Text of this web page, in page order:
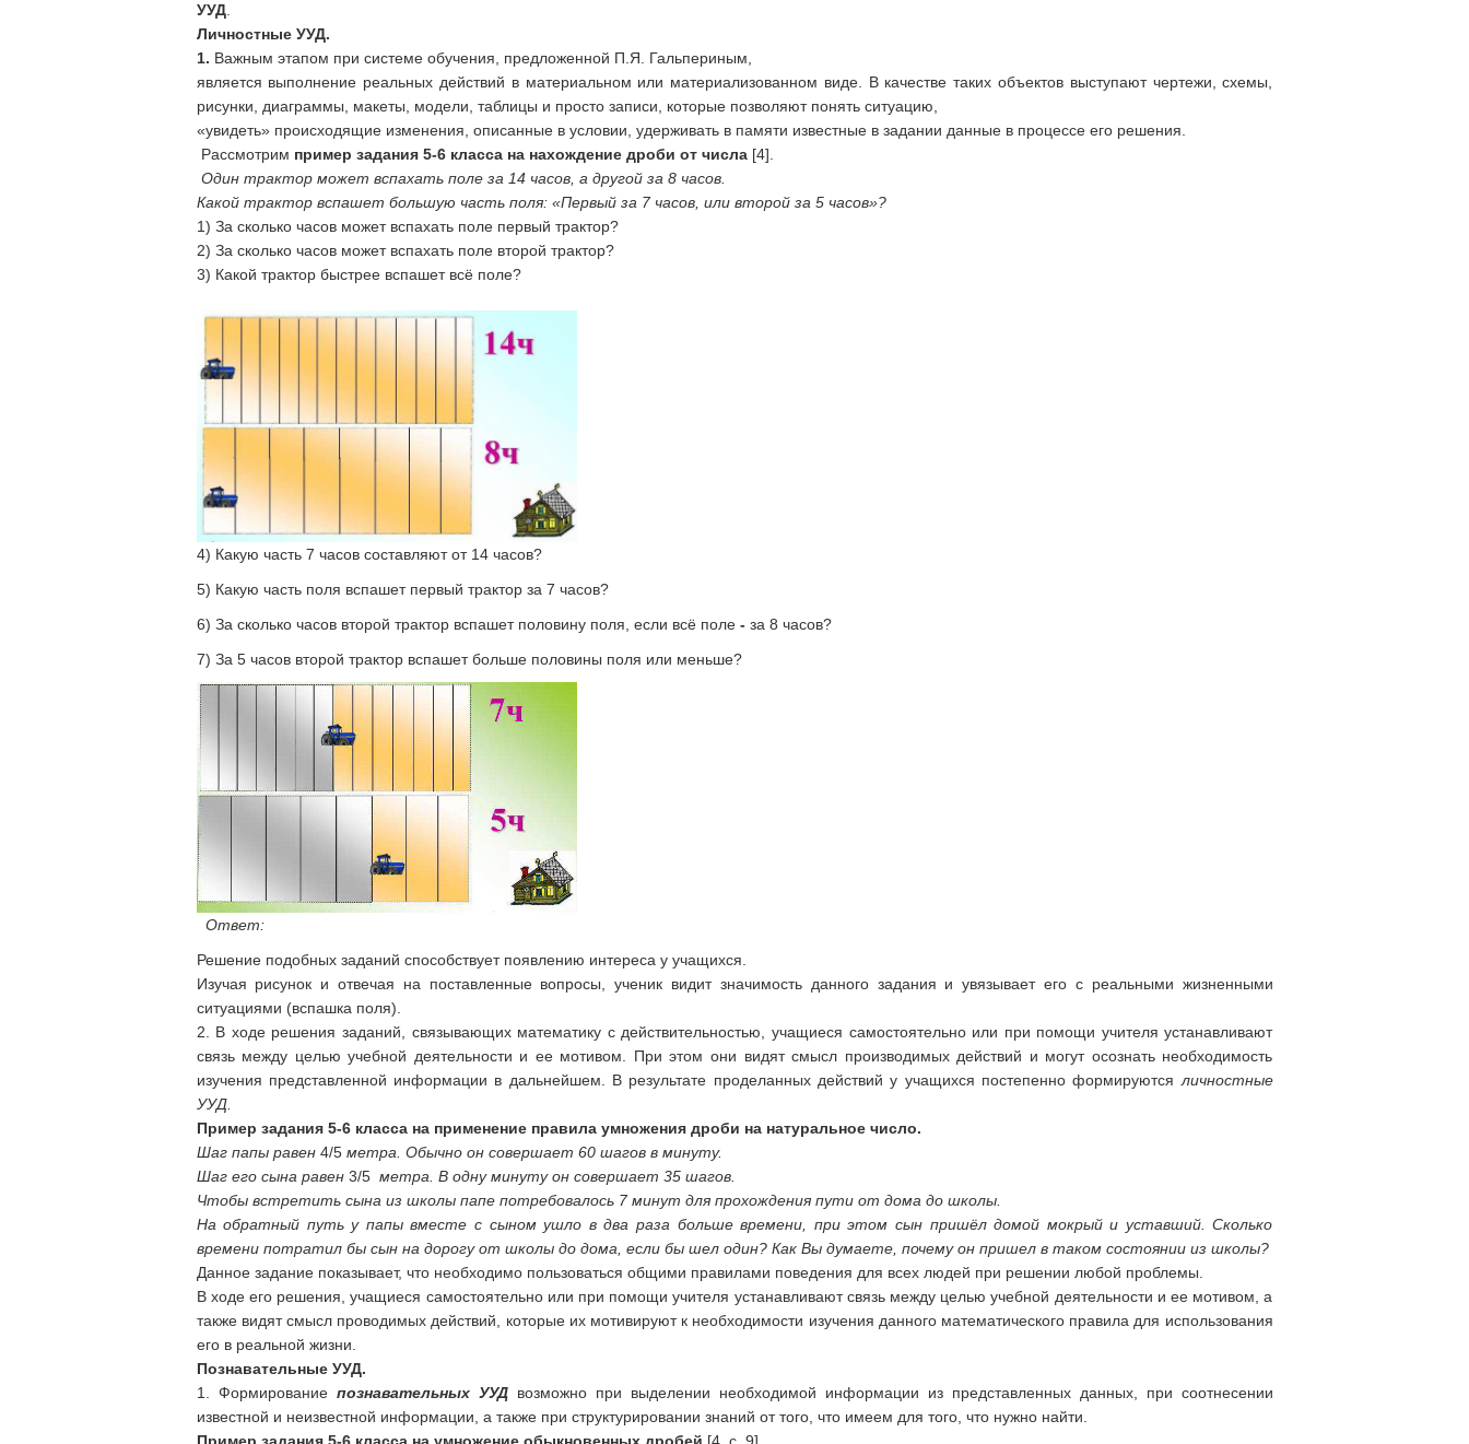
УУД.
Личностные УУД.
1. Важным этапом при системе обучения, предложенной П.Я. Гальпериным,
является выполнение реальных действий в материальном или материализованном виде. В качестве таких объектов выступают чертежи, схемы,
рисунки, диаграммы, макеты, модели, таблицы и просто записи, которые позволяют понять ситуацию,
«увидеть» происходящие изменения, описанные в условии, удерживать в памяти известные в задании данные в процессе его решения.
Рассмотрим пример задания 5-6 класса на нахождение дроби от числа[4].
Один трактор может вспахать поле за 14 часов, а другой за 8 часов.
Какой трактор вспашет большую часть поля: «Первый за 7 часов, или второй за 5 часов»?
1) За сколько часов может вспахать поле первый трактор?
2) За сколько часов может вспахать поле второй трактор?
3) Какой трактор быстрее вспашет всё поле?
4) Какую часть 7 часов составляют от 14 часов?
5) Какую часть поля вспашет первый трактор за 7 часов?
6) За сколько часов второй трактор вспашет половину поля, если всё поле - за 8 часов?
7) За 5 часов второй трактор вспашет больше половины поля или меньше?
Ответ:
Решение подобных заданий способствует появлению интереса у учащихся.
Изучая рисунок и отвечая на поставленные вопросы, ученик видит значимость данного задания и увязывает его с реальными жизненными
ситуациями (вспашка поля).
2. В ходе решения заданий, связывающих математику с действительностью, учащиеся самостоятельно или при помощи учителя устанавливают
связь между целью учебной деятельности и ее мотивом. При этом они видят смысл производимых действий и могут осознать необходимость
изучения представленной информации в дальнейшем. В результате проделанных действий у учащихся постепенно формируются личностные
УУД.
Пример задания 5-6 класса на применение правила умножения дроби на натуральное число.
Шаг папы равен 4/5 метра. Обычно он совершает 60 шагов в минуту.
Шаг его сына равен 3/5 метра. В одну минуту он совершает 35 шагов.
Чтобы встретить сына из школы папе потребовалось 7 минут для прохождения пути от дома до школы.
На обратный путь у папы вместе с сыном ушло в два раза больше времени, при этом сын пришёл домой мокрый и уставший. Сколько
времени потратил бы сын на дорогу от школы до дома, если бы шел один? Как Вы думаете, почему он пришел в таком состоянии из школы?
Данное задание показывает, что необходимо пользоваться общими правилами поведения для всех людей при решении любой проблемы.
В ходе его решения, учащиеся самостоятельно или при помощи учителя устанавливают связь между целью учебной деятельности и ее мотивом, а
также видят смысл проводимых действий, которые их мотивируют к необходимости изучения данного математического правила для использования
его в реальной жизни.
Познавательные УУД.
1. Формирование познавательных УУД возможно при выделении необходимой информации из представленных данных, при соотнесении
известной и неизвестной информации, а также при структурировании знаний от того, что имеем для того, что нужно найти.